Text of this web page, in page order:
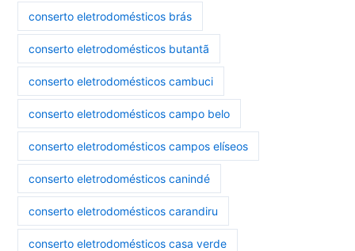
conserto eletrodomésticos brás
conserto eletrodomésticos butantã
conserto eletrodomésticos cambuci
conserto eletrodomésticos campo belo
conserto eletrodomésticos campos elíseos
conserto eletrodomésticos canindé
conserto eletrodomésticos carandiru
conserto eletrodomésticos casa verde